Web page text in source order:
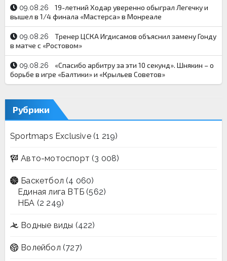
09.08.26
19-летний Ходар уверенно обыграл Легечку и
вышел в 1/4 финала «Мастерса» в Монреале
09.08.26
Тренер ЦСКА Игдисамов объяснил замену Гонду
в матче с «Ростовом»
09.08.26
«Спасибо арбитру за эти 10 секунд». Шнякин – о
борьбе в игре «Балтики» и «Крыльев Советов»
Рубрики
Sportmaps Exclusive(1 219)
Авто-мотоспорт (3 008)
Баскетбол (4 060)
Единая лига ВТБ (562)
НБА (2 249)
Водные виды (422)
Волейбол (727)